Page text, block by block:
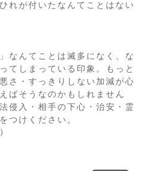
れが付いたなんてことはない
なんてことは滅多になく、な
てしまっている印象。もっと
さ・すっきりしない加減が心
ばそうなのかもしれません
侵入・相手の下心・治安・霊
つけください。